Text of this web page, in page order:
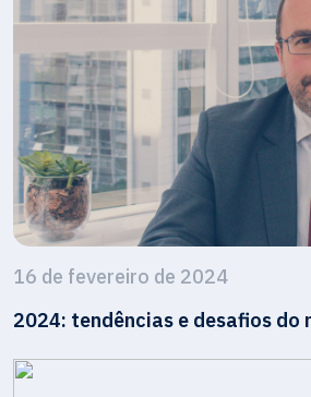
16 de fevereiro de 2024
2024: tendências e desafios do